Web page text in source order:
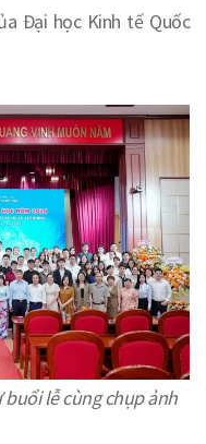
Đại học Kinh tế Quốc
buổi lễ cùng chụp ảnh